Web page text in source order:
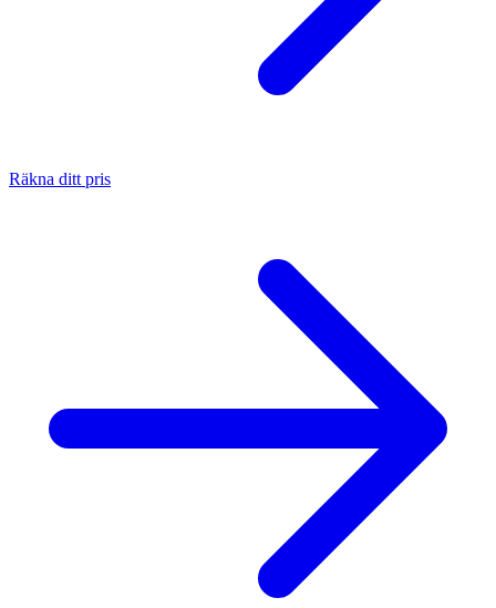
Räkna ditt pris